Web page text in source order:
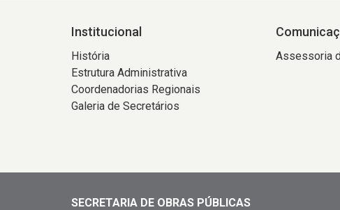
Institucional
História
Estrutura Administrativa
Coordenadorias Regionais
Galeria de Secretários
Assessoria
SECRETARIA DE OBRAS PÚBLICAS